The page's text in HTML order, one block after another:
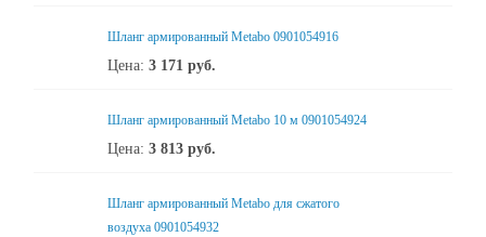
Шланг армированный Metabo 0901054916
Цена: 3 171 руб.
Шланг армированный Metabo 10 м 0901054924
Цена: 3 813 руб.
Шланг армированный Metabo для сжатого
воздуха 0901054932